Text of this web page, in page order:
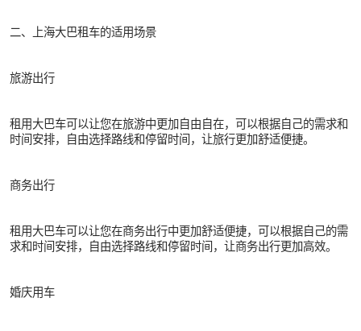
二、上海大巴租车的适用场景
旅游出行
租用大巴车可以让您在旅游中更加自由自在，可以根据自己的需求和
时间安排，自由选择路线和停留时间，让旅行更加舒适便捷。
商务出行
租用大巴车可以让您在商务出行中更加舒适便捷，可以根据自己的需
求和时间安排，自由选择路线和停留时间，让商务出行更加高效。
婚庆用车